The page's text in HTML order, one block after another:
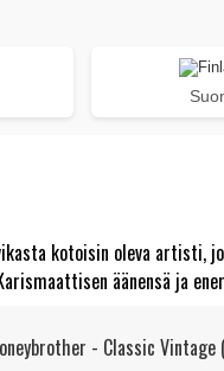
kotoisin oleva artisti,
äänensä ja
- Classic Vintage